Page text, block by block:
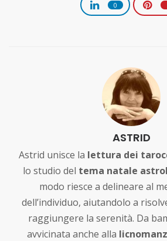
0
ASTRID
Astrid unisce la lettura dei
lo studio del tema natale
modo riesce a delineare al
dell’individuo, aiutandolo a
raggiungere la serenità. Da
avvicinata anche alla